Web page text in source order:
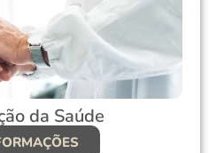
da Saúde